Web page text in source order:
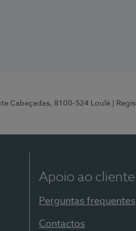
Cabeçadas, 8100-524 Loulé |
Apoio ao cliente
Perguntas frequentes
Contactos